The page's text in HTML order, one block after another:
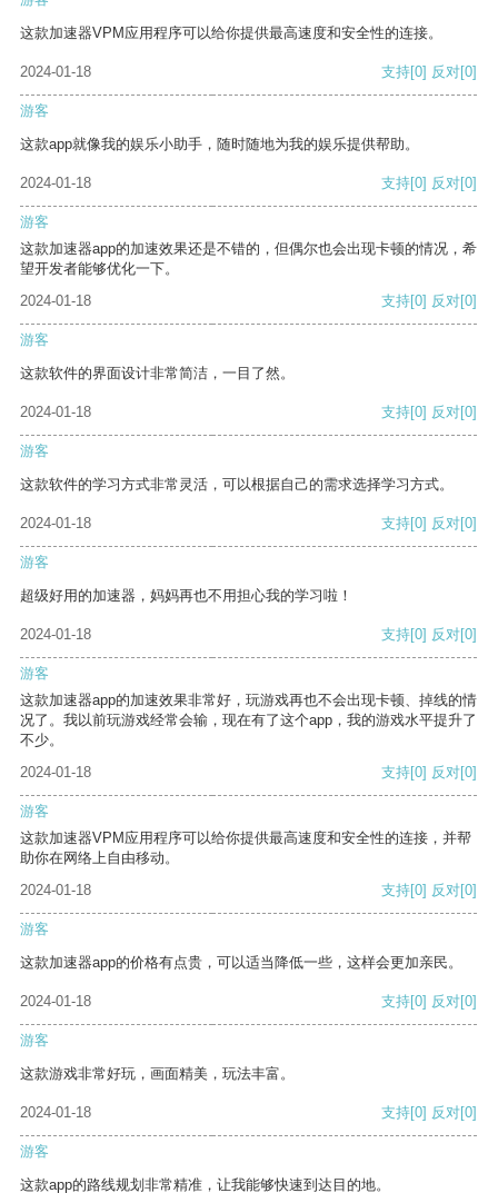
这款加速器VPM应用程序可以给你提供最高速度和安全性的连接。
2024-01-18 支持[0] 反对[0]
游客
这款app就像我的娱乐小助手，随时随地为我的娱乐提供帮助。
2024-01-18 支持[0] 反对[0]
游客
这款加速器app的加速效果还是不错的，但偶尔也会出现卡顿的情况，希
望开发者能够优化一下。
2024-01-18
支持[0] 反对[0]
游客
这款软件的界面设计非常简洁，一目了然。
2024-01-18 支持[0] 反对[0]
游客
这款软件的学习方式非常灵活，可以根据自己的需求选择学习方式。
2024-01-18 支持[0] 反对[0]
游客
超级好用的加速器，妈妈再也不用担心我的学习啦！
2024-01-18 支持[0] 反对[0]
游客
这款加速器app的加速效果非常好，玩游戏再也不会出现卡顿、掉线的情
况了。我以前玩游戏经常会输，现在有了这个app，我的游戏水平提升了
不少。
2024-01-18
支持[0] 反对[0]
游客
这款加速器VPM应用程序可以给你提供最高速度和安全性的连接，并帮
助你在网络上自由移动。
2024-01-18
支持[0] 反对[0]
游客
这款加速器app的价格有点贵，可以适当降低一些，这样会更加亲民。
2024-01-18 支持[0] 反对[0]
游客
这款游戏非常好玩，画面精美，玩法丰富。
2024-01-18 支持[0] 反对[0]
游客
这款app的路线规划非常精准，让我能够快速到达目的地。